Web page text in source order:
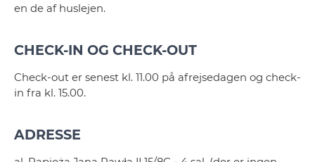
en de af huslejen.
CHECK-IN OG CHECK-OUT
Check-out er senest kl. 11.00 på afrejsedagen og check-
in fra kl. 15.00.
ADRESSE